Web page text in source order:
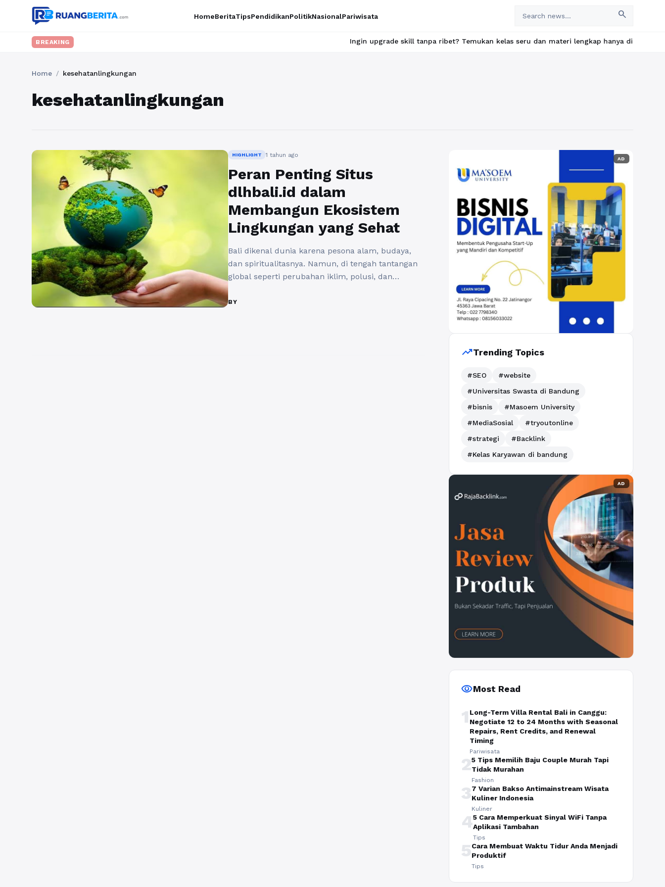
HomeBeritaTipsPendidikanPolitikNasionalPariwisata search
BREAKING Ingin upgrade skill tanpa ribet? Temukan kelas seru dan materi lengkap hanya di YukBelajar.com.
Home / kesehatanlingkungan
kesehatanlingkungan
HIGHLIGHT 1 tahun ago
Peran Penting Situs
dlhbali.id dalam
Membangun Ekosistem
Lingkungan yang Sehat
Bali dikenal dunia karena pesona alam, budaya,
dan spiritualitasnya. Namun, di tengah tantangan
global seperti perubahan iklim, polusi, dan
lingkungan menjadi kebutuhan mendesak.
BY
AD
trending_upTrending Topics
#SEO
#website
#Universitas Swasta di Bandung
#bisnis
#Masoem University
#MediaSosial
#tryoutonline
#strategi
#Backlink
#Kelas Karyawan di bandung
AD
visibilityMost Read
1 Long-Term Villa Rental Bali in Canggu:
Negotiate 12 to 24 Months with Seasonal
Repairs, Rent Credits, and Renewal
Timing
Pariwisata
25 Tips Memilih Baju Couple Murah Tapi
Tidak Murahan
Fashion
37 Varian Bakso Antimainstream Wisata
Kuliner Indonesia
Kuliner
45 Cara Memperkuat Sinyal WiFi Tanpa
Aplikasi Tambahan
Tips
5Cara Membuat Waktu Tidur Anda Menjadi
Produktif
Tips